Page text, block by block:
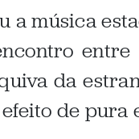
a música
entre
da
de pura